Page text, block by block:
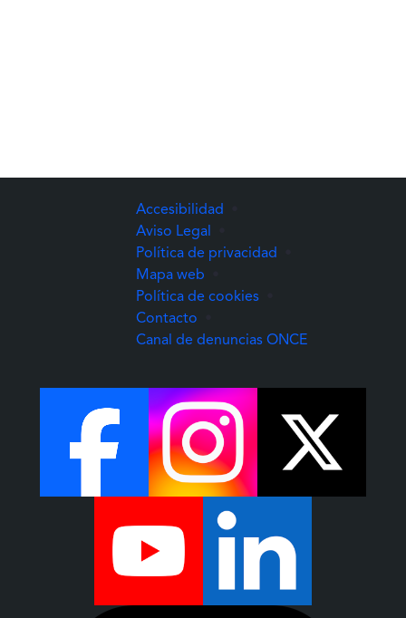
Accesibilidad
Aviso Legal
Política de privacidad
Mapa web
Política de cookies
Contacto
Canal de denuncias ONCE(Abre una